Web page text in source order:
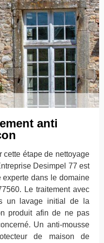
anti
cette étape de nettoyage
Desimpel 77 est
experte dans le domaine
Le traitement avec
un lavage initial de la
produit afin de ne pas
Un anti-mousse
de maison de